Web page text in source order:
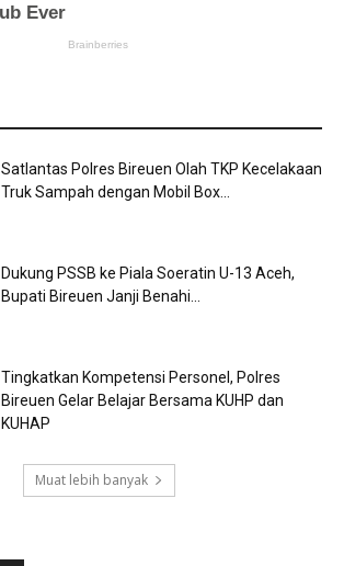
Satlantas Polres Bireuen Olah TKP Kecelakaan
Truk Sampah dengan Mobil Box...
Dukung PSSB ke Piala Soeratin U-13 Aceh,
Bupati Bireuen Janji Benahi...
Tingkatkan Kompetensi Personel, Polres
Bireuen Gelar Belajar Bersama KUHP dan
KUHAP
Muat lebih banyak